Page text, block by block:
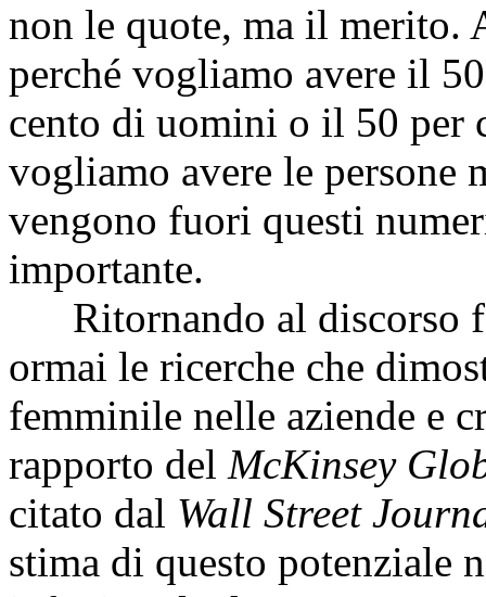
non le quote, ma il merito.
perché vogliamo avere il
cento di uomini o il 50 per
vogliamo avere le persone
vengono fuori questi
importante.
Ritornando al discorso
ormai le ricerche che
femminile nelle aziende e
rapporto del McKinsey
citato dal Wall Street
stima di questo potenziale